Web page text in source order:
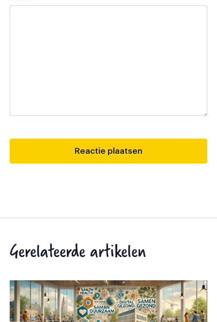
Gerelateerde artikelen